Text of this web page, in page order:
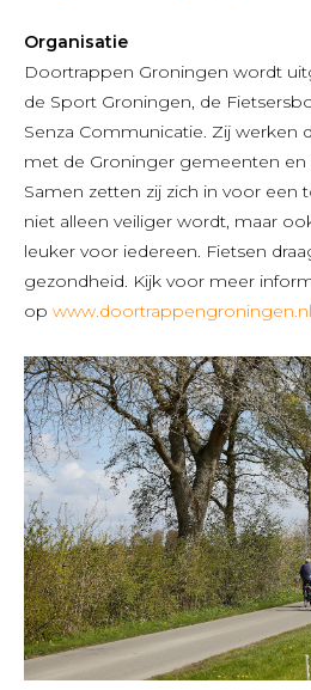
Organisatie
Doortrappen Groningen wordt
de Sport Groningen, de
Senza Communicatie. Zij werken
met de Groninger gemeenten en
Samen zetten zij zich in voor een
niet alleen veiliger wordt, maar
leuker voor iedereen. Fietsen
gezondheid. Kijk voor meer
op www.doortrappengroningen.nl